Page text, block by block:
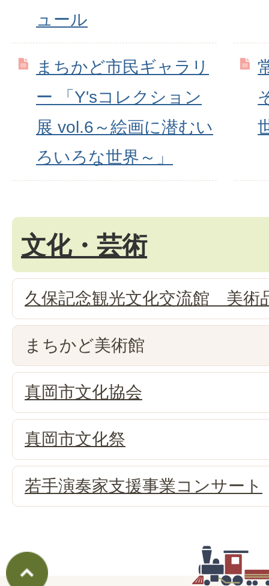
ュール
まちかど市民ギャラリ
ー 「Y'sコレクション
展 vol.6～絵画に潜むい
ろいろな世界～」
文化・芸術
久保記念観光文化交流館 美術
まちかど美術館
真岡市文化協会
真岡市文化祭
若手演奏家支援事業コンサート